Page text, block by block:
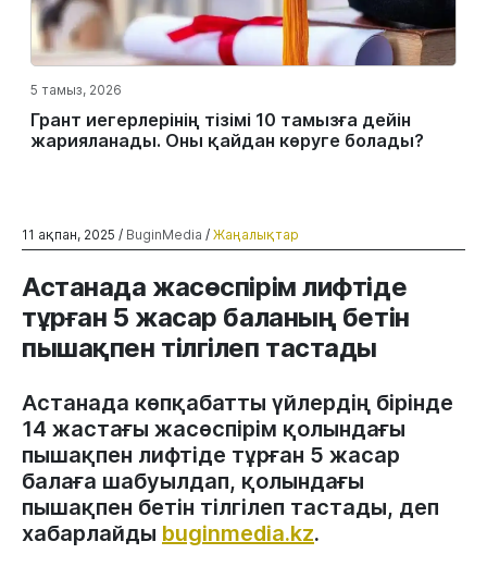
5 тамыз, 2026
Грант иегерлерінің тізімі 10 тамызға дейін
жарияланады. Оны қайдан көруге болады?
11 ақпан, 2025 / BuginMedia / Жаңалықтар
Астанада жасөспірім лифтіде
тұрған 5 жасар баланың бетін
пышақпен тілгілеп тастады
Астанада көпқабатты үйлердің бірінде
14 жастағы жасөспірім қолындағы
пышақпен лифтіде тұрған 5 жасар
балаға шабуылдап, қолындағы
пышақпен бетін тілгілеп тастады, деп
хабарлайды buginmedia.kz.